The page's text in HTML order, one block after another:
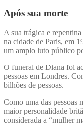
Após sua morte
A sua trágica e
na cidade de Paris, em
um amplo luto público
O funeral de Diana foi
pessoas em Londres.
bilhões de pessoas.
Como uma das pessoas
maior personalidade
considerada a “mulher